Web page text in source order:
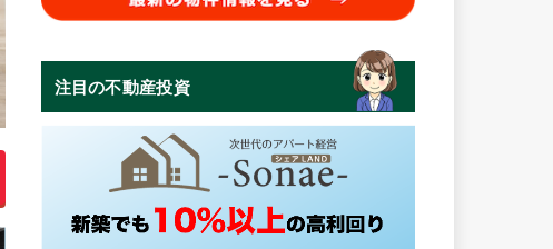
注目の不動産投資